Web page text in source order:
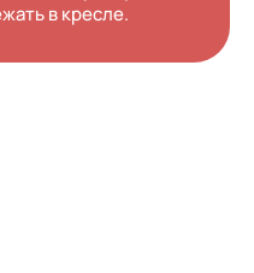
в кресле.